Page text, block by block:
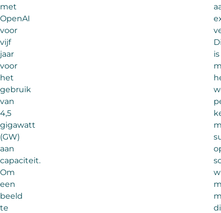
met
OpenAI
voor
vijf
jaar
voor
het
gebruik
van
4,5
gigawatt
(GW)
aan
capaciteit.
Om
een
beeld
te
is